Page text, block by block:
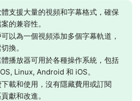
支援大量的視頻和字幕格式，確保
的兼容性。
以為一個視頻添加多個字幕軌道，
換。
播放器可用於各種操作系統，包括
Linux, Android 和 iOS。
載和使用，沒有隱藏費用或訂閱
獻和改進。